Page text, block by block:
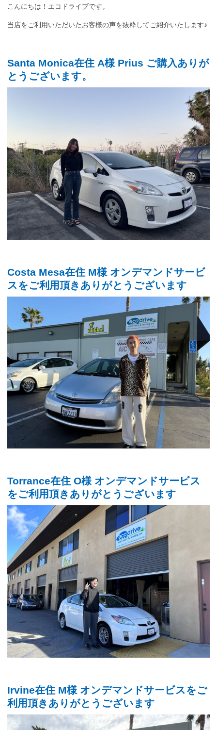
こんにちは！エコドライブです。
当店をご利用いただいたお客様の声を抜粋してご紹介いたします♪
Santa Monica在住 A様 Prius ご購入ありが
とうございます。
Costa Mesa在住 M様 オンデマンドサービ
スをご利用頂きありがとうございます
Torrance在住 O様 オンデマンドサービス
をご利用頂きありがとうございます
Irvine在住 M様 オンデマンドサービスをご
利用頂きありがとうございます